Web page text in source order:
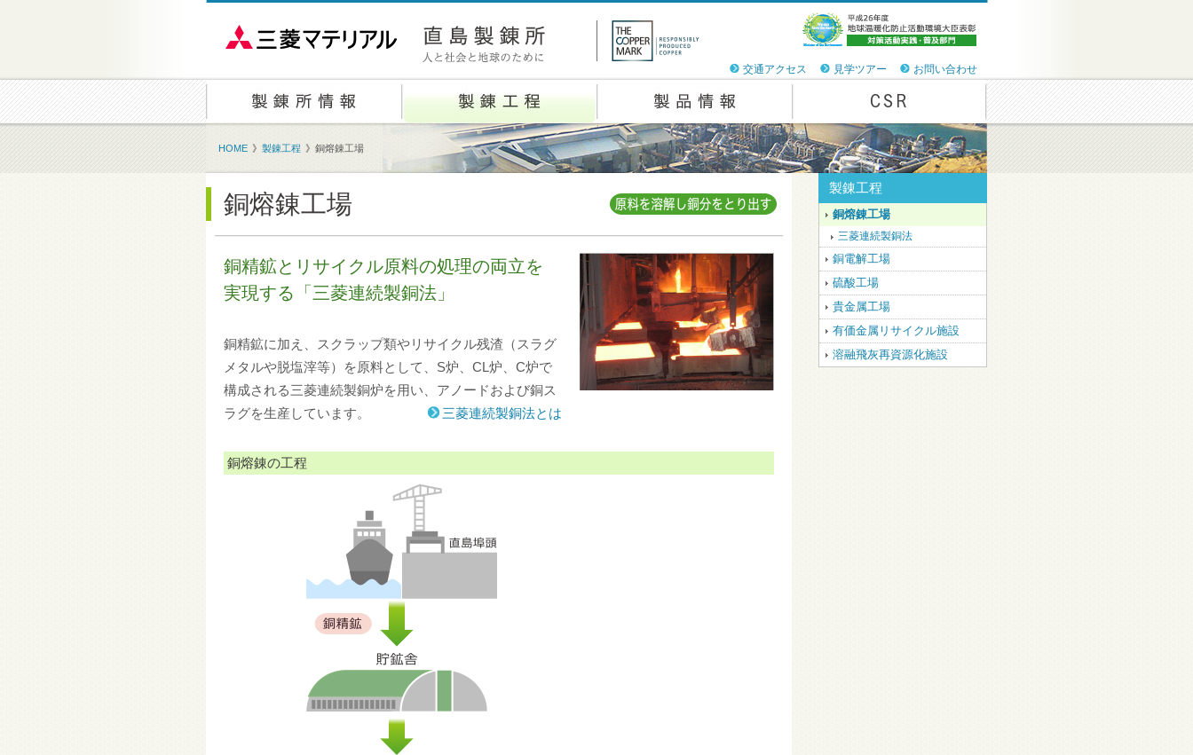
交通アクセス 見学ツアー お問い合わせ
HOME 》 製錬工程 》 銅熔錬工場
銅熔錬工場
銅精鉱とリサイクル原料の処理の両立を
実現する「三菱連続製銅法」
銅精鉱に加え、スクラップ類やリサイクル残渣（スラグ
メタルや脱塩滓等）を原料として、S炉、CL炉、C炉で
構成される三菱連続製銅炉を用い、アノードおよび銅ス
ラグを生産しています。
三菱連続製銅法とは
銅熔錬の工程
製錬工程
銅熔錬工場
三菱連続製銅法
銅電解工場
硫酸工場
貴金属工場
有価金属リサイクル施設
溶融飛灰再資源化施設